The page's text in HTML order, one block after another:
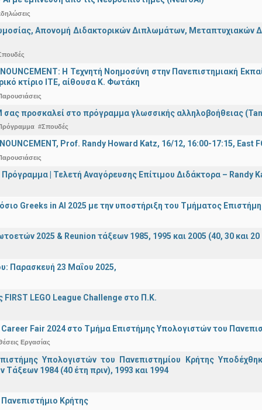
Απονομή Διδακτορικών Διπλωμάτων, Μεταπτυχιακών
Η Τεχνητή Νοημοσύνη στην Πανεπιστημιακή
κτίριο ΙΤΕ, αίθουσα Κ. Φωτάκη
σας προσκαλεί στο πρόγραμμα γλωσσικής αλληλοβοήθειας
#Σπουδές
Prof. Randy Howard Katz, 16/12, 16:00-17:15, East
| Τελετή Αναγόρευσης Επίτιμου Διδάκτορα – Randy
Greeks in AI 2025 με την υποστήριξη του Τμήματος
2025 & Reunion τάξεων 1985, 1995 και 2005 (40, 30 και 20
Παρασκευή 23 Μαΐου 2025,
FIRST LEGO League Challenge στο Π.Κ.
Fair 2024 στο Τμήμα Επιστήμης Υπολογιστών του
Εργασίας
Υπολογιστών του Πανεπιστημίου Κρήτης
Τάξεων 1984 (40 έτη πριν), 1993 και 1994
Κρήτης